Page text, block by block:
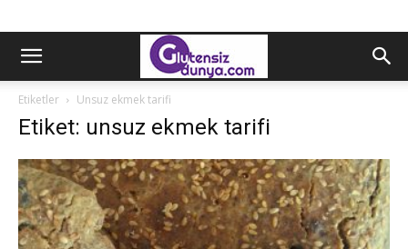
Etiketler Unsuz ekmek tarifi
Etiket: unsuz ekmek tarifi